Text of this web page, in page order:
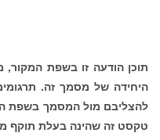
תוכן הודעה זו בשפת
היחידה של מסמך זה.
להצליבם מול המסמך בשפת
טקסט זה שהינה בעלת תוקף